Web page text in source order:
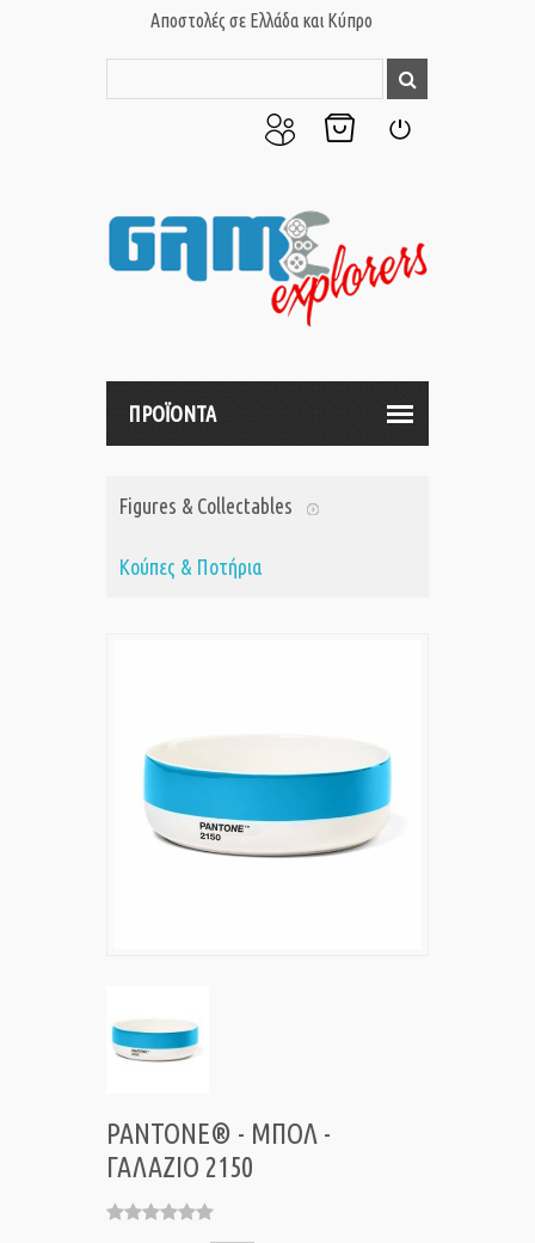
Αποστολές σε Ελλάδα και Κύπρο
μου
ΠΡΟΪΟΝΤΑ
Figures & Collectables
Κούπες & Ποτήρια
PANTONE® - ΜΠΟΛ -
ΓΑΛΑΖΙΟ 2150